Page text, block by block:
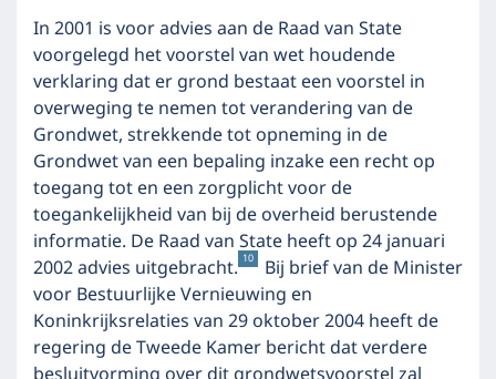
In 2001 is voor advies aan de Raad van State
voorgelegd het voorstel van wet houdende
verklaring dat er grond bestaat een voorstel in
overweging te nemen tot verandering van de
Grondwet, strekkende tot opneming in de
Grondwet van een bepaling inzake een recht op
toegang tot en een zorgplicht voor de
toegankelijkheid van bij de overheid berustende
informatie. De Raad van State heeft op 24 januari
2002 advies uitgebracht. 10
Bij brief van de Minister
voor Bestuurlijke Vernieuwing en
Koninkrijksrelaties van 29 oktober 2004 heeft de
regering de Tweede Kamer bericht dat verdere